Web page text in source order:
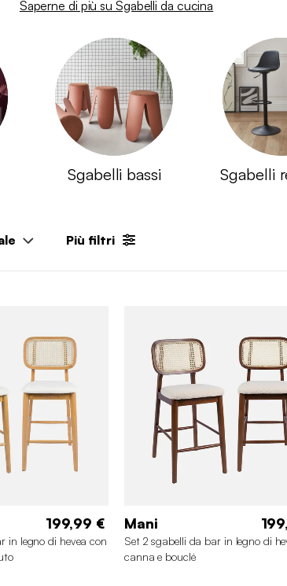
Saperne di più su Sgabelli da cucina​
Sgabelli bassi Sgabelli
Più filtri
199,99 €
in legno di hevea con
Mani
Set 2 sgabelli da bar in legno di
canna e bouclé